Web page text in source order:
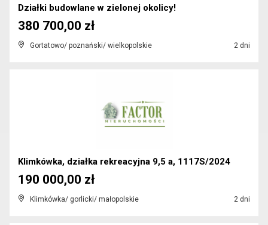
Działki budowlane w zielonej okolicy!
Gortatowo/ poznański/ wielkopolskie 2 dni
380 700,00 zł
Klimkówka, działka rekreacyjna 9,5 a, 1117S/2024
Klimkówka/ gorlicki/ małopolskie 2 dni
190 000,00 zł